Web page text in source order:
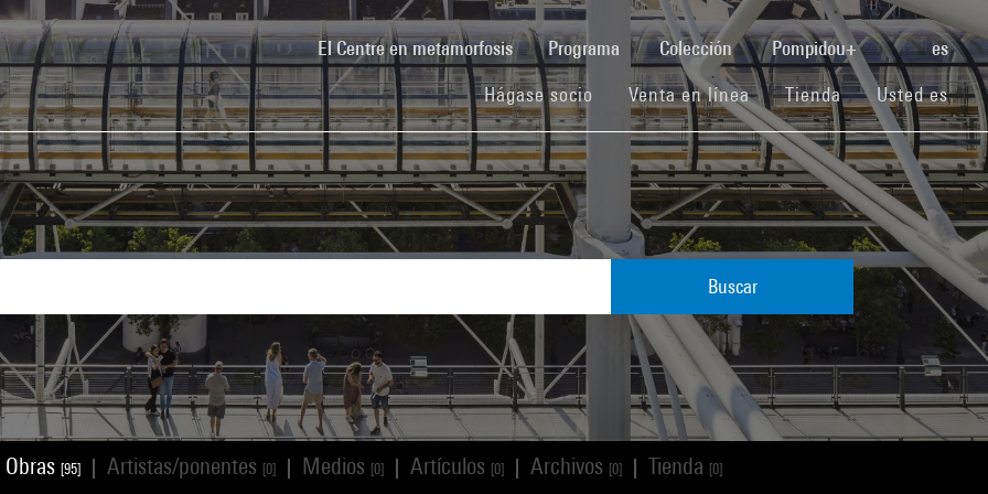
El Centre en metamorfosis(current)Programa Colección Pompidou+ es
Hágase socio (current)
Venta en línea(current)
Tienda(current)Usted es
Buscar
Obras [95] Artistas/ponentes [0] Medios [0] Artículos [0] Archivos [0] Tienda [0]